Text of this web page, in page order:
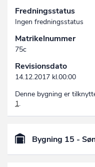
Fredningsstatus
Ingen fredningsstatus
Matrikelnummer
75c
Revisionsdato
14.12.2017 kl.00:00
Denne bygning er
1.
Bygning 15 -